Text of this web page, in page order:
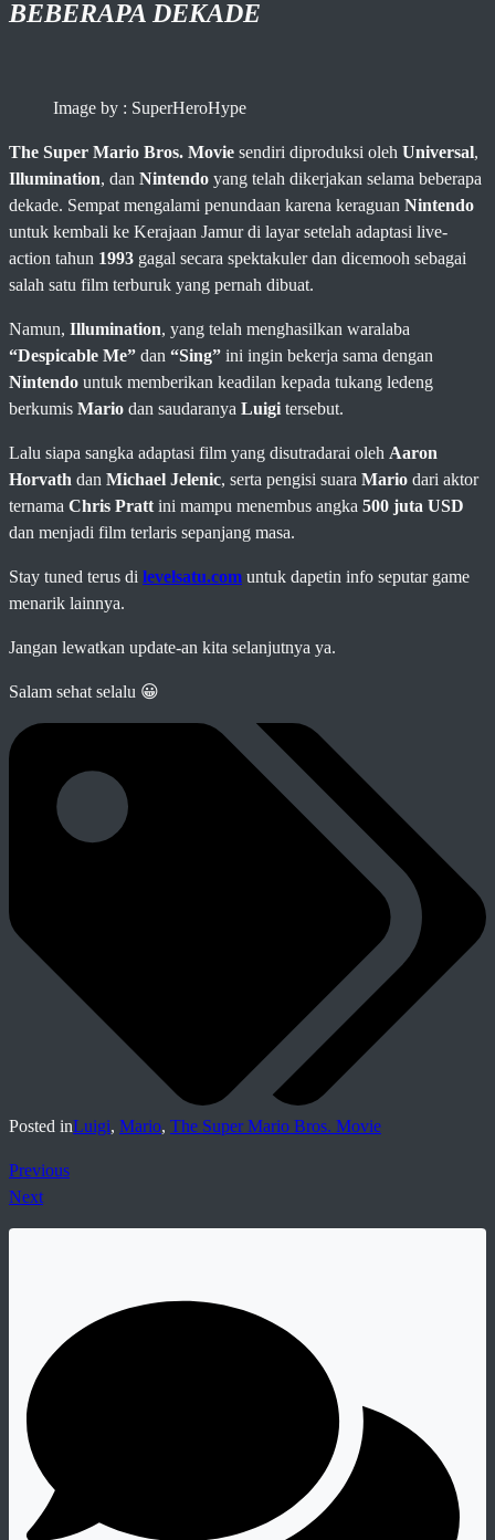
BEBERAPA DEKADE
Image by : SuperHeroHype
The Super Mario Bros. Movie sendiri diproduksi oleh Universal,
Illumination, dan Nintendo yang telah dikerjakan selama beberapa
dekade. Sempat mengalami penundaan karena keraguan Nintendo
untuk kembali ke Kerajaan Jamur di layar setelah adaptasi live-
action tahun 1993 gagal secara spektakuler dan dicemooh sebagai
salah satu film terburuk yang pernah dibuat.
Namun, Illumination, yang telah menghasilkan waralaba
“Despicable Me” dan “Sing” ini ingin bekerja sama dengan
Nintendo untuk memberikan keadilan kepada tukang ledeng
berkumis Mario dan saudaranya Luigi tersebut.
Lalu siapa sangka adaptasi film yang disutradarai oleh Aaron
Horvath dan Michael Jelenic, serta pengisi suara Mario dari aktor
ternama Chris Pratt ini mampu menembus angka 500 juta USD
dan menjadi film terlaris sepanjang masa.
Stay tuned terus di levelsatu.com untuk dapetin info seputar game
menarik lainnya.
Jangan lewatkan update-an kita selanjutnya ya.
Salam sehat selalu 😀
Posted inLuigi, Mario, The Super Mario Bros. Movie
Previous
Next